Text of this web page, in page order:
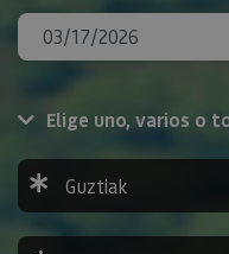
Elige uno, varios o
Guztiak